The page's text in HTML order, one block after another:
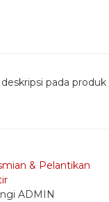
pada produk
& Pelantikan
ADMIN